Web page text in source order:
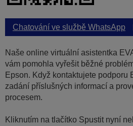
Chatování ve službě WhatsApp
Naše online virtuální asistentka
vám pomohla vyřešit běžné
Epson. Když kontaktujete podporu
zadání příslušných informací a
procesem.
Kliknutím na tlačítko Spustit nyní